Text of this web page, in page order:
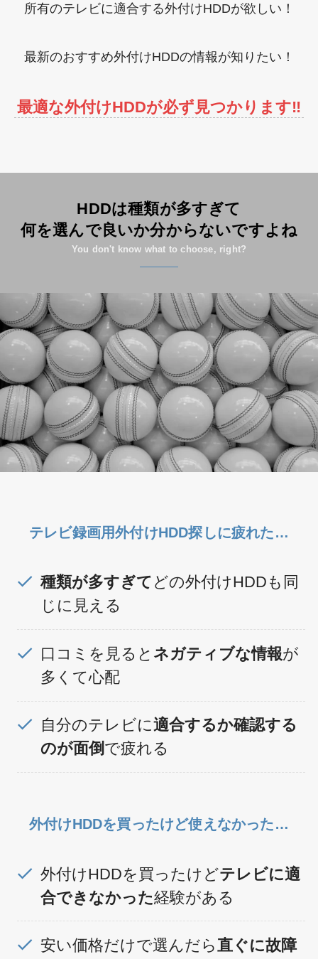
所有のテレビに適合する外付けHDDが欲しい！
最新のおすすめ外付けHDDの情報が知りたい！
最適な外付けHDDが必ず見つかります‼︎
HDDは種類が多すぎて
何を選んで良いか分からないですよね
You don't know what to choose, right?
テレビ録画用外付けHDD探しに疲れた…
種類が多すぎて どの外付けHDDも同
じに見える
口コミを見ると ネガティブな情報が
多くて心配
自分のテレビに適合するか確認する
のが面倒で疲れる
外付けHDDを買ったけど使えなかった…
外付けHDDを買ったけどテレビに適
合できなかった経験がある
安い価格だけで選んだら直ぐに故障